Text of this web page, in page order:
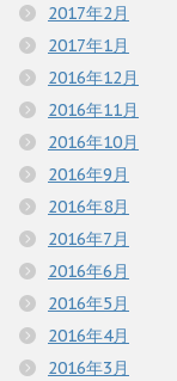
2017年2月
2017年1月
2016年12月
2016年11月
2016年10月
2016年9月
2016年8月
2016年7月
2016年6月
2016年5月
2016年4月
2016年3月